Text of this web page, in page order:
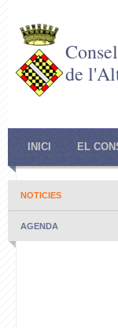
de
INICI EL
NOTICIES
AGENDA